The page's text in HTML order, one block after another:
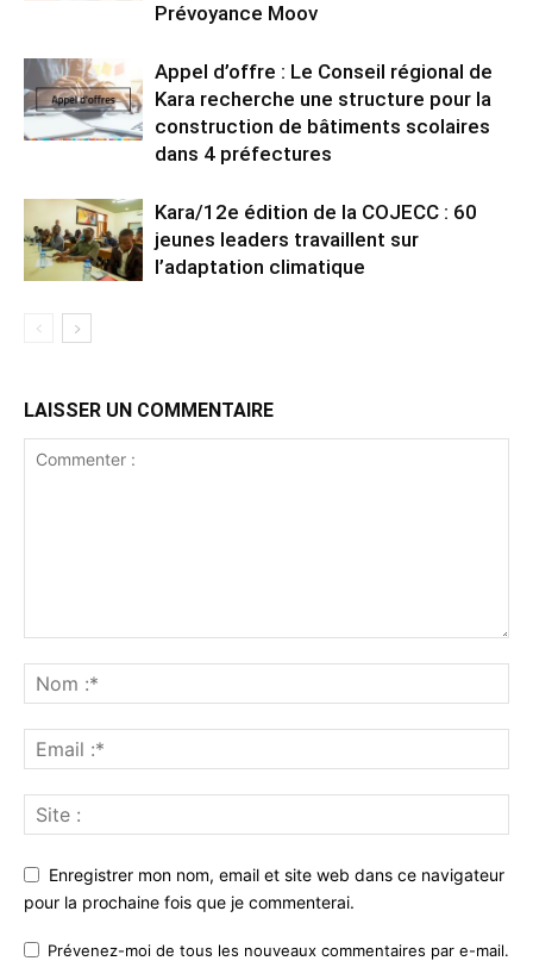
Prévoyance Moov
Appel d’offre : Le Conseil régional de
Kara recherche une structure pour la
construction de bâtiments scolaires
dans 4 préfectures
Kara/12e édition de la COJECC : 60
jeunes leaders travaillent sur
l’adaptation climatique
LAISSER UN COMMENTAIRE
Enregistrer mon nom, email et site web dans ce navigateur
pour la prochaine fois que je commenterai.
Prévenez-moi de tous les nouveaux commentaires par e-mail.